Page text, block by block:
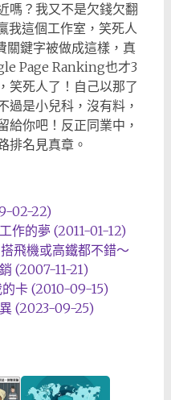
嗎？我又不是欠錢欠翻
我這個工作室，笑死人
關鍵字被做成這樣，真
Page Ranking也才3
笑死人了！自己以那了
過是小兒科，沒有料，
給你吧！反正同業中，
排名見真章。
02-22)
作的夢 (2011-01-12)
飛機或高鐵都不錯～
(2007-11-21)
卡 (2010-09-15)
(2023-09-25)